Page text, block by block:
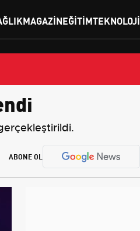
MAGAZINEĞITIMTEKNOLOJI
ABONE OL